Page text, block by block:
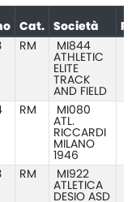
Cat. Società
RM
MI844
ATHLETIC
ELITE
TRACK
AND FIELD
RM
MI080
ATL.
RICCARDI
MILANO
1946
RM
MI922
ATLETICA
DESIO ASD